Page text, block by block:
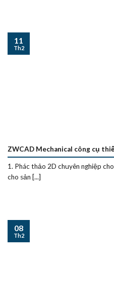
ZWCAD Mechanical công cụ
1. Phác thảo 2D chuyên nghiệp
cho sản [...]
11
Th2
08
Th2